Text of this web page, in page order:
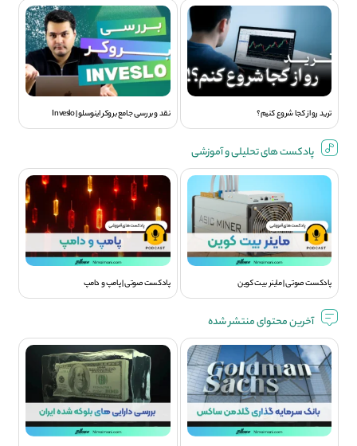
ترید رو از کجا شروع کنیم؟ نقد و بررسی جامع بروکر اینوسلو | Inveslo
پادکست های تحلیلی و آموزشی
پادکست صوتی | ماینر بیت کوین پادکست صوتی | پامپ و دامپ
آخرین محتوای منتشر شده